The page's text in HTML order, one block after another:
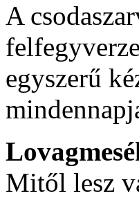
A
egyszerű
Mitől lesz